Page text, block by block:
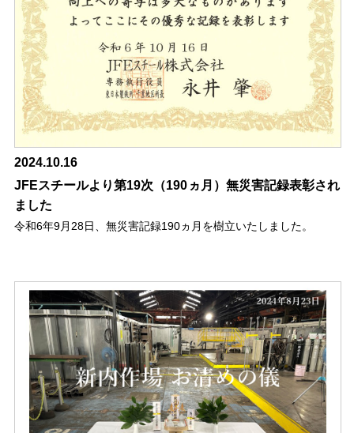
2024.10.16
JFEスチールより第19次（190ヵ月）無災害記録表彰され
ました
令和6年9月28日、無災害記録190ヵ月を樹立いたしました。